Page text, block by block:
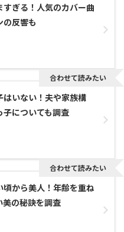
すぎる！人気のカバー曲
の反響も
はいない！夫や家族構
子についても調査
合わせて読みたい
頃から美人！年齢を重ね
美の秘訣を調査
合わせて読みたい